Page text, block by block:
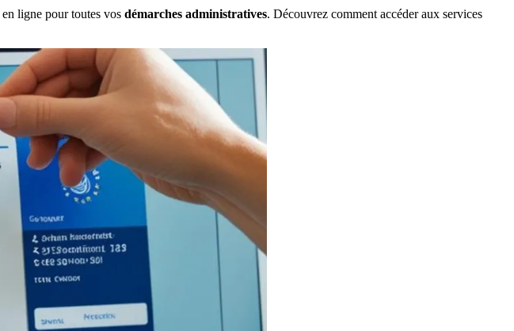
en ligne pour toutes vos démarches administratives. Découvrez comment accéder aux services